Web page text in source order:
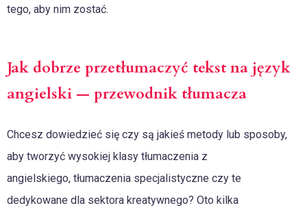
tego, aby nim zostać.
Jak dobrze przetłumaczyć tekst na język
angielski — przewodnik tłumacza
Chcesz dowiedzieć się czy są jakieś metody lub sposoby,
aby tworzyć wysokiej klasy tłumaczenia z
angielskiego, tłumaczenia specjalistyczne czy te
dedykowane dla sektora kreatywnego? Oto kilka